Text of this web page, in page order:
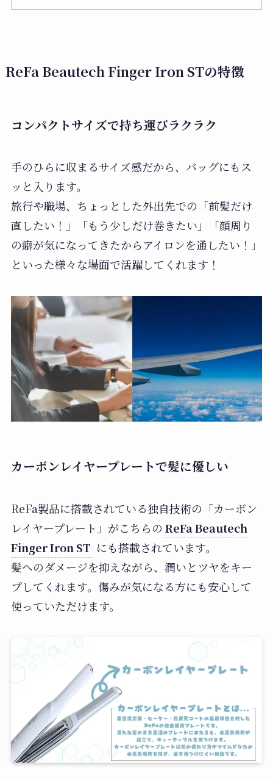
ReFa Beautech Finger Iron STの特徴
コンパクトサイズで持ち運びラクラク
手のひらに収まるサイズ感だから、バッグにもス
ッと入ります。
旅行や職場、ちょっとした外出先での「前髪だけ
直したい！」「もう少しだけ巻きたい」「顔周り
の癖が気になってきたからアイロンを通したい！」
といった様々な場面で活躍してくれます！
カーボンレイヤープレートで髪に優しい
ReFa製品に搭載されている独自技術の「カーボン
レイヤープレート」がこちらの ReFa Beautech
Finger Iron ST にも搭載されています。
髪へのダメージを抑えながら、潤いとツヤをキー
プしてくれます。傷みが気になる方にも安心して
使っていただけます。